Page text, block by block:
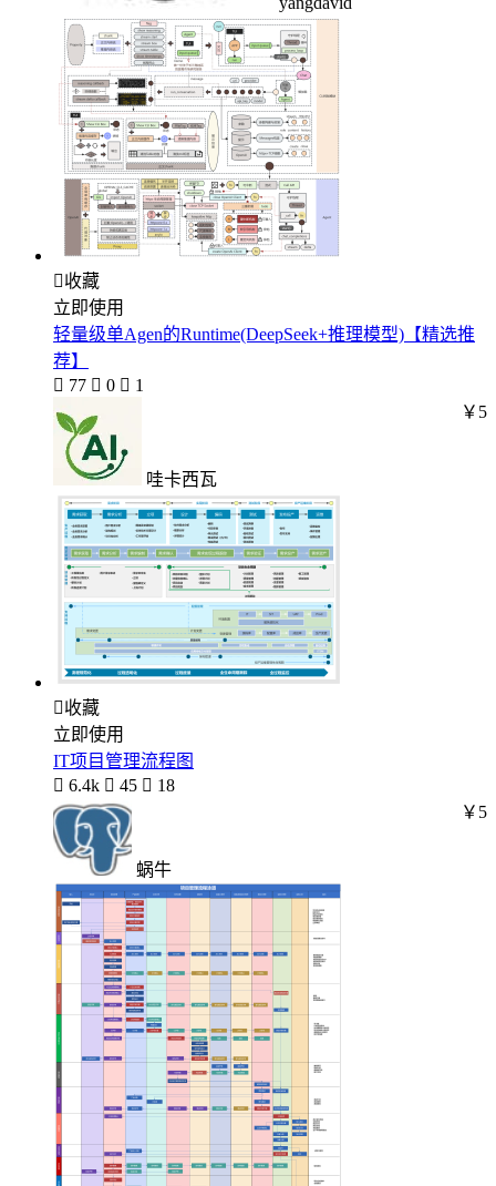
收藏
立即使用
轻量级单Agen的Runtime(DeepSeek+推理模型)【精选推
荐】
 77  0  1
哇卡西瓦
￥5
收藏
立即使用
IT项目管理流程图
 6.4k  45  18
蜗牛
￥5